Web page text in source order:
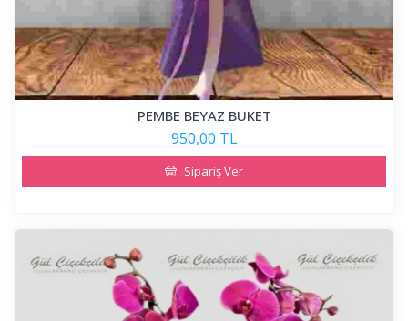
PEMBE BEYAZ BUKET
950,00 TL
Sipariş Ver